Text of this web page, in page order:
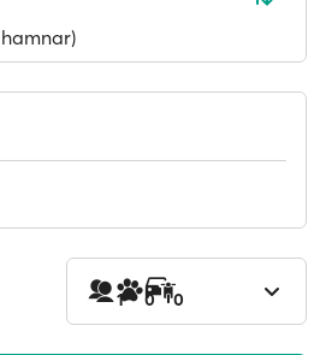
1 0 0